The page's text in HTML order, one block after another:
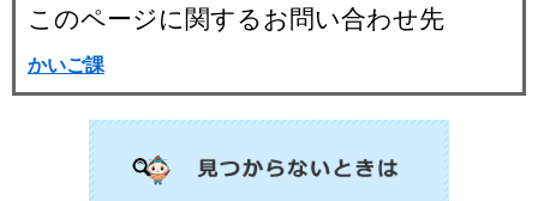
このページに関するお問い合わせ先
かいご課